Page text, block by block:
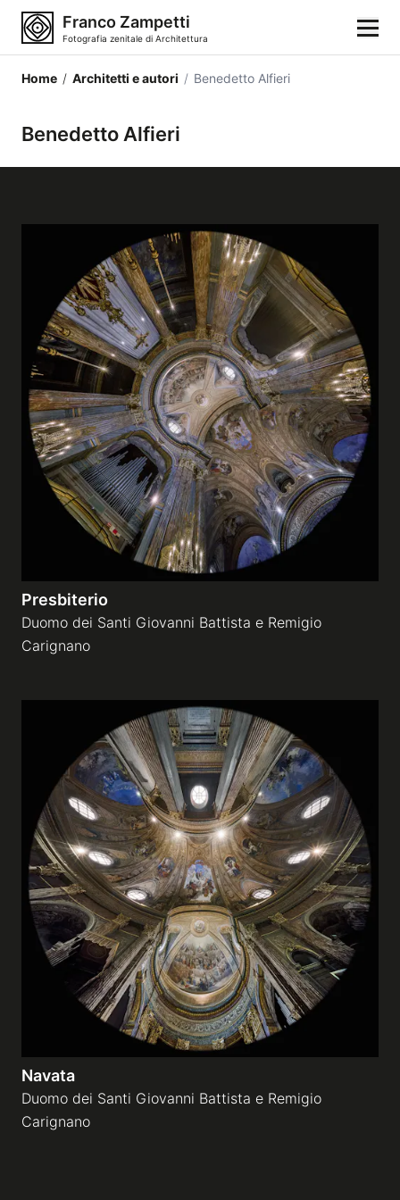
Franco Zampetti
Fotografia zenitale di Architettura
Luoghi
Città
Stili architettonici
Elementi architettonici
Architetti e autori
Gallerie a tema
Sequenze
Mostre
Home / Architetti e autori / Benedetto Alfieri
Benedetto Alfieri
Presbiterio
Duomo dei Santi Giovanni Battista e Remigio
Carignano
Navata
Duomo dei Santi Giovanni Battista e Remigio
Carignano